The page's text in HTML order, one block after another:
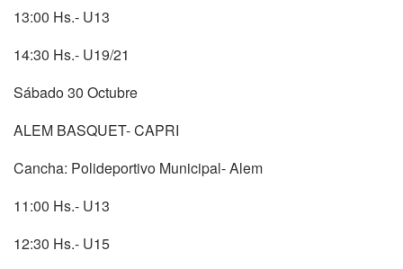
13:00 Hs.- U13
14:30 Hs.- U19/21
Sábado 30 Octubre
ALEM BASQUET- CAPRI
Cancha: Polideportivo Municipal- Alem
11:00 Hs.- U13
12:30 Hs.- U15